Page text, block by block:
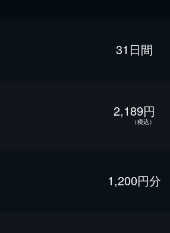
31日間
2,189円
（税込）
1,200円分